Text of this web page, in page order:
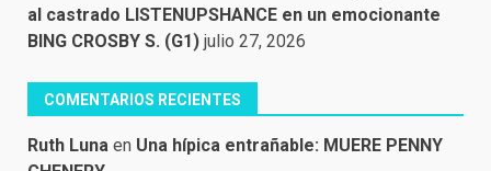
al castrado LISTENUPSHANCE en un emocionante
BING CROSBY S. (G1) julio 27, 2026
COMENTARIOS RECIENTES
Ruth Luna en Una hípica entrañable: MUERE PENNY